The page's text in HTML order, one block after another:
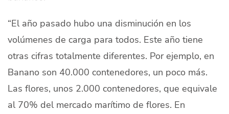
“El año pasado hubo una disminución en los
volúmenes de carga para todos. Este año tiene
otras cifras totalmente diferentes. Por ejemplo, en
Banano son 40.000 contenedores, un poco más.
Las flores, unos 2.000 contenedores, que equivale
al 70% del mercado marítimo de flores. En